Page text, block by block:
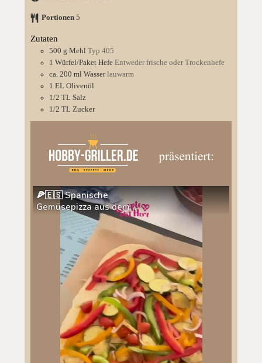
Portionen 5
Zutaten
500 g Mehl Typ 405
1 Würfel/Paket Hefe Entweder frische oder Trockenhefe
ca. 200 ml Wasser lauwarm
1 EL Olivenöl
1/2 TL Salz
1/2 TL Zucker